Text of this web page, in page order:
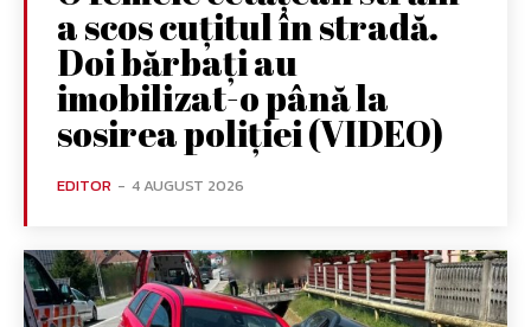
a scos cuțitul în stradă.
Doi bărbați au
imobilizat-o până la
sosirea poliției (VIDEO)
EDITOR - 4 AUGUST 2026